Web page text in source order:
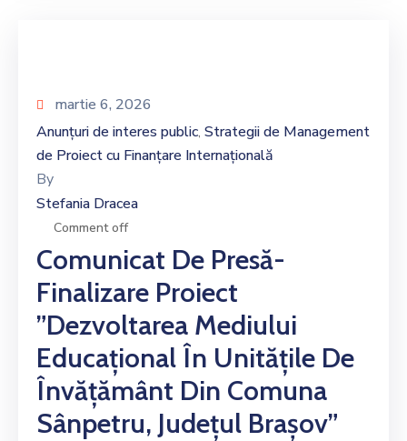
martie 6, 2026
Anunțuri de interes public‚ Strategii de Management
de Proiect cu Finanțare Internațională
By
Stefania Dracea
Comment off
Comunicat De Presă-
Finalizare Proiect
”Dezvoltarea Mediului
Educațional În Unitățile De
Învățământ Din Comuna
Sânpetru, Județul Brașov”